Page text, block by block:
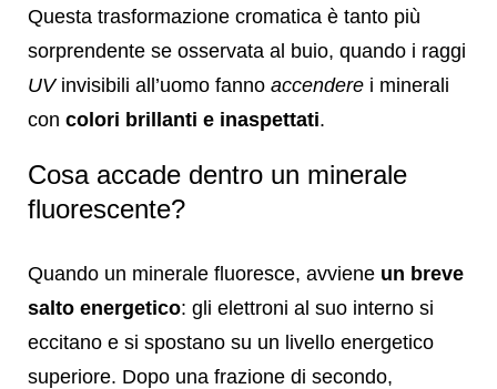
Questa trasformazione cromatica è tanto più
sorprendente se osservata al buio, quando i raggi
UVinvisibili all’uomo fanno accendere i minerali
con colori brillanti e inaspettati.
Cosa accade dentro un minerale
fluorescente?
Quando un minerale fluoresce, avviene un breve
salto energetico: gli elettroni al suo interno si
eccitano e si spostano su un livello energetico
superiore. Dopo una frazione di secondo,